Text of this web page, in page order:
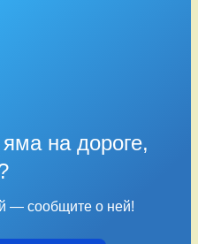
на дороге,
— сообщите о ней!